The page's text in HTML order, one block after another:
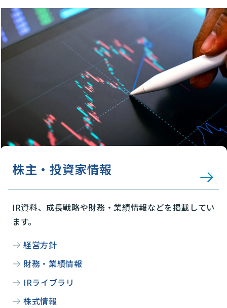
株主・投資家情報
IR資料、成長戦略や財務・業績情報などを掲載してい
ます。
経営方針
財務・業績情報
IRライブラリ
株式情報